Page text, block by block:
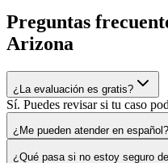
Preguntas
Arizona
¿La evaluación es gratis?
Sí. Puedes revisar si tu caso
¿Me pueden atender en español?
¿Qué pasa si no estoy seguro